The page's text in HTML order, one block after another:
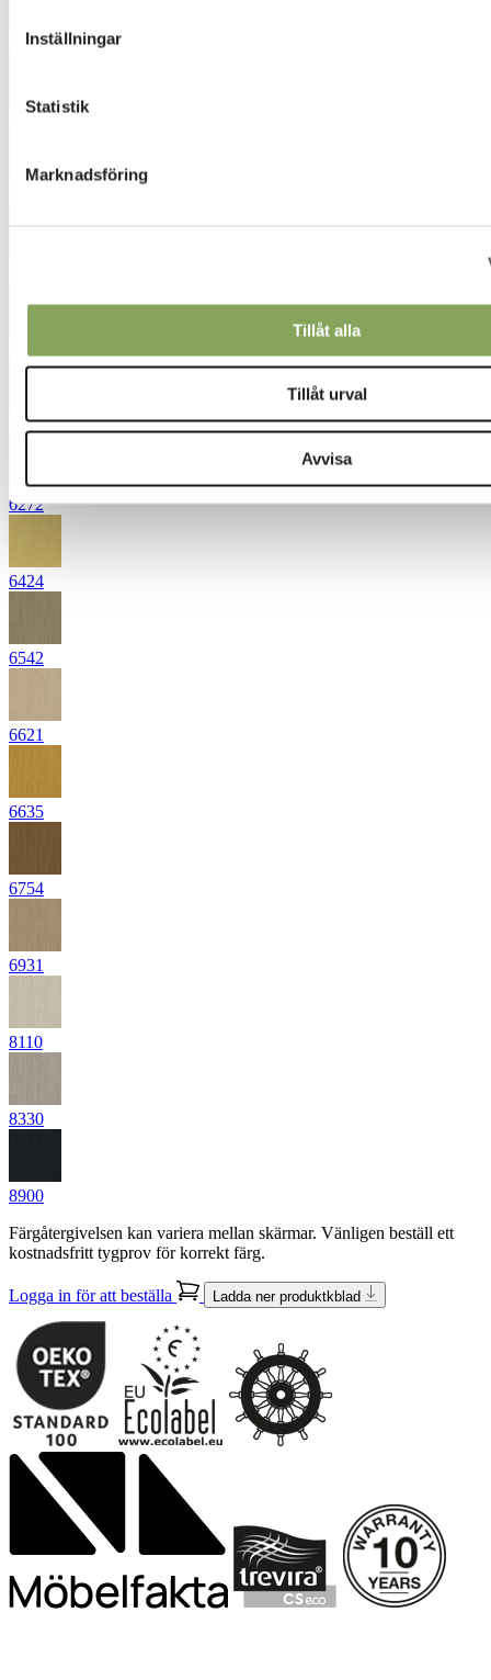
Inställningar
Statistik
Marknadsföring
Tillåt alla
Tillåt urval
Avvisa
4454
6133
6231
6272
6424
6542
6621
6635
6754
6931
8110
8330
8900
Färgåtergivelsen kan variera mellan skärmar. Vänligen beställ ett
kostnadsfritt tygprov för korrekt färg.
Logga in för att beställa Ladda ner produktkblad